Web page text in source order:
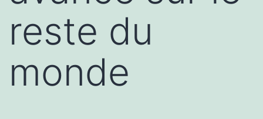
reste du
monde